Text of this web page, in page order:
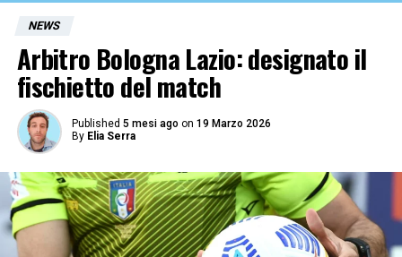
NEWS
Arbitro Bologna Lazio: designato il
fischietto del match
Published 5 mesi ago on 19 Marzo 2026
By Elia Serra